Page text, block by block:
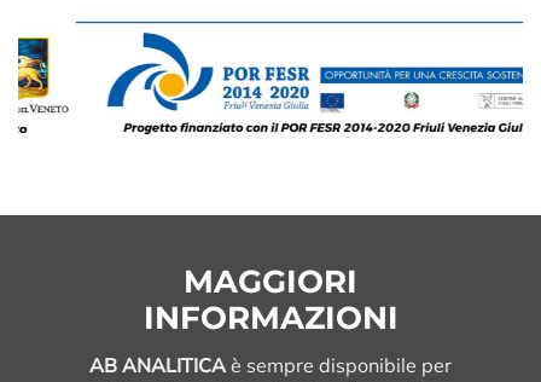
MAGGIORI
INFORMAZIONI
AB ANALITICAè sempre disponibile per